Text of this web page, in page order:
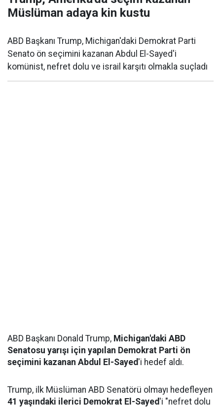
Müslüman adaya kin kustu
ABD Başkanı Trump, Michigan'daki Demokrat Parti
Senato ön seçimini kazanan Abdul El-Sayed'i
komünist, nefret dolu ve israil karşıtı olmakla suçladı
ABD Başkanı Donald Trump, Michigan'daki ABD
Senatosu yarışı için yapılan Demokrat Parti ön
seçimini kazanan Abdul El-Sayed'i hedef aldı.
Trump, ilk Müslüman ABD Senatörü olmayı hedefleyen
41 yaşındaki ilerici Demokrat El-Sayed'i "nefret dolu